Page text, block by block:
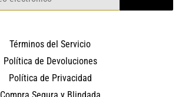
Términos del Servicio
Política de Devoluciones
Política de Privacidad